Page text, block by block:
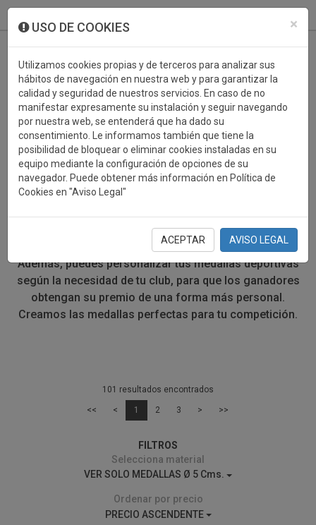
×
USO DE COOKIES
Utilizamos cookies propias y de terceros para analizar sus
hábitos de navegación en nuestra web y para garantizar la
calidad y seguridad de nuestros servicios. En caso de no
manifestar expresamente su instalación y seguir navegando
por nuestra web, se entenderá que ha dado su
consentimiento. Le informamos también que tiene la
posibilidad de bloquear o eliminar cookies instaladas en su
equipo mediante la configuración de opciones de su
navegador. Puede obtener más información en Política de
Cookies en "Aviso Legal"
ACEPTAR AVISO LEGAL
MEDALLAS DEPORTIVAS
Si estás buscando medallas deportivas para los
Trofeos Campió te ofrece todo tipo de medallas, sea
cual sea el tamaño, el color o el tipo de deporte.
Además, puedes personalizar tus medallas deportivas
según la necesidad de tu club, para que los ganadores
obtengan su premio de una forma más personal.
Creamos las medallas perfectas para tu competición.
101 resultados encontrados
<< < 1 2 3 > >>
FILTROS
Selecciona material
VER SOLO MEDALLAS Ø 5 Cms.
Ordenar por precio
PRECIO ASCENDENTE